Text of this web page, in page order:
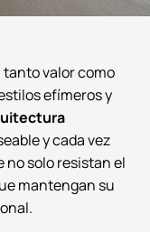
valor como
efímeros y
y cada vez
no solo resistan el
mantengan su